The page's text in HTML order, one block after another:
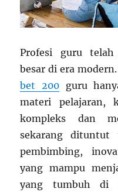
Profesi guru telah
besar di era
bet 200 guru
materi pelajaran,
kompleks dan
sekarang dituntut
pembimbing,
yang mampu
yang tumbuh di